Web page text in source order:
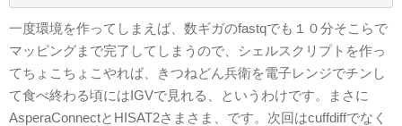
一度環境を作ってしまえば、数ギガのfastqでも１０分そこらで
マッピングまで完了してしまうので、シェルスクリプトを作っ
てちょこちょこやれば、きつねどん兵衛を電子レンジでチンし
て食べ終わる頃にはIGVで見れる、というわけです。まさに
AsperaConnectとHISAT2さまさま、です。次回はcuffdiffでなく